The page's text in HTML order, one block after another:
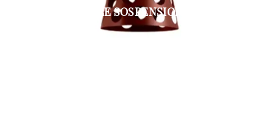
BOLLE SOSPENSIONE S